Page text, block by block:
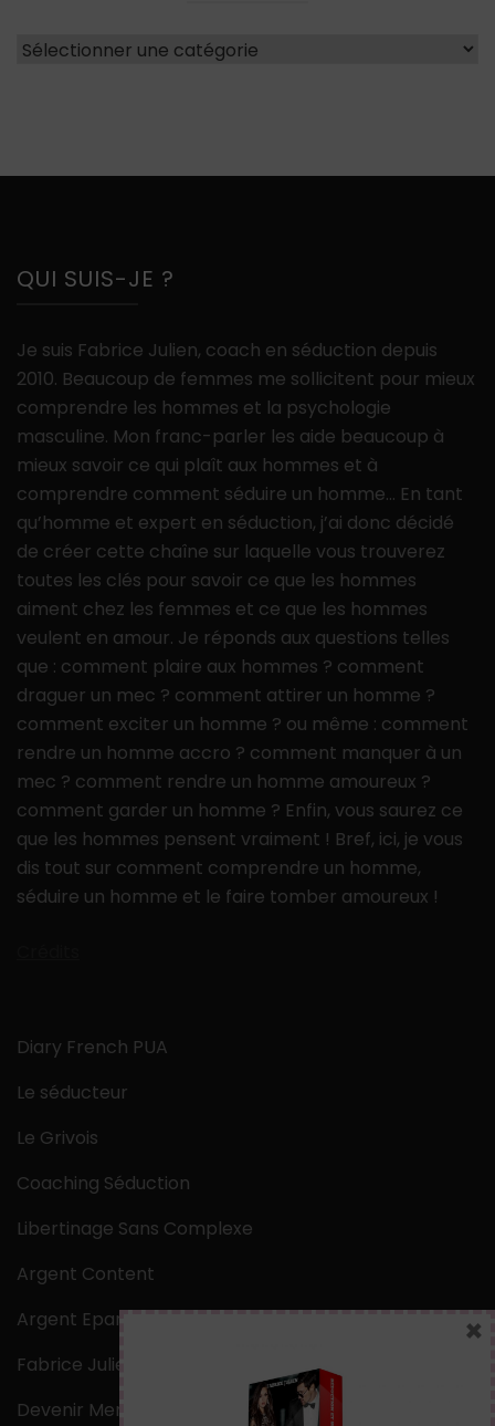
Catégories
QUI SUIS-JE ?
Je suis Fabrice Julien, coach en séduction depuis
2010. Beaucoup de femmes me sollicitent pour mieux
comprendre les hommes et la psychologie
masculine. Mon franc-parler les aide beaucoup à
mieux savoir ce qui plaît aux hommes et à
comprendre comment séduire un homme… En tant
qu’homme et expert en séduction, j’ai donc décidé
de créer cette chaîne sur laquelle vous trouverez
toutes les clés pour savoir ce que les hommes
aiment chez les femmes et ce que les hommes
veulent en amour. Je réponds aux questions telles
que : comment plaire aux hommes ? comment
draguer un mec ? comment attirer un homme ?
comment exciter un homme ? ou même : comment
rendre un homme accro ? comment manquer à un
mec ? comment rendre un homme amoureux ?
comment garder un homme ? Enfin, vous saurez ce
que les hommes pensent vraiment ! Bref, ici, je vous
dis tout sur comment comprendre un homme,
séduire un homme et le faire tomber amoureux !
Diary French PUA
Le séducteur
Le Grivois
Coaching Séduction
Libertinage Sans Complexe
Argent Content
Argent Epargne
Fabrice Julien
Devenir Mentaliste
×